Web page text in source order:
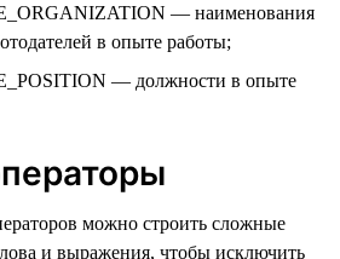
— наименования
в опыте работы;
— должности в опыте
можно строить сложные
и выражения, чтобы исключить